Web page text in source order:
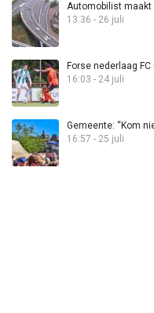
Automobilist maakt
13:36 - 26 juli
Forse nederlaag
16:03 - 24 juli
Gemeente: “Kom
16:57 - 25 juli